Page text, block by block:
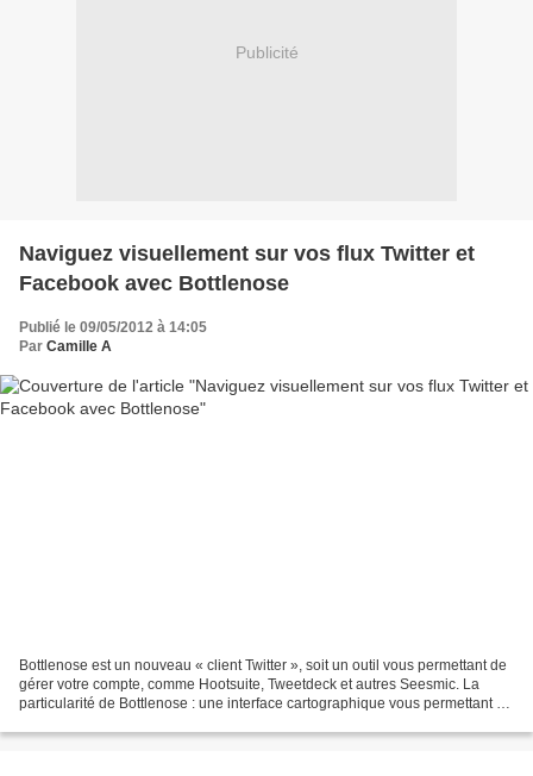
Publicité
Naviguez visuellement sur vos flux Twitter et
Facebook avec Bottlenose
Publié le 09/05/2012 à 14:05
Par Camille A
Bottlenose est un nouveau « client Twitter », soit un outil vous permettant de
gérer votre compte, comme Hootsuite, Tweetdeck et autres Seesmic. La
particularité de Bottlenose : une interface cartographique vous permettant de